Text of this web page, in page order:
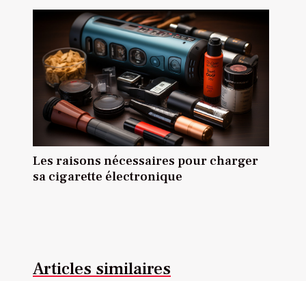
Les raisons nécessaires pour charger
sa cigarette électronique
Articles similaires